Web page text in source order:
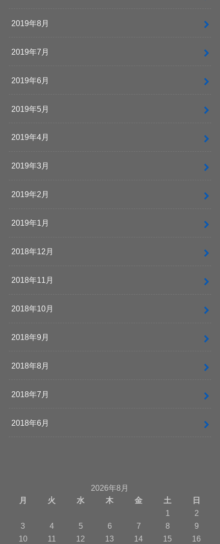
2019年8月
2019年7月
2019年6月
2019年5月
2019年4月
2019年3月
2019年2月
2019年1月
2018年12月
2018年11月
2018年10月
2018年9月
2018年8月
2018年7月
2018年6月
2026年8月
月
火 水 木 金 土
日
1
2
3
4 5 6 7 8
9
10
11 12 13 14 15 16